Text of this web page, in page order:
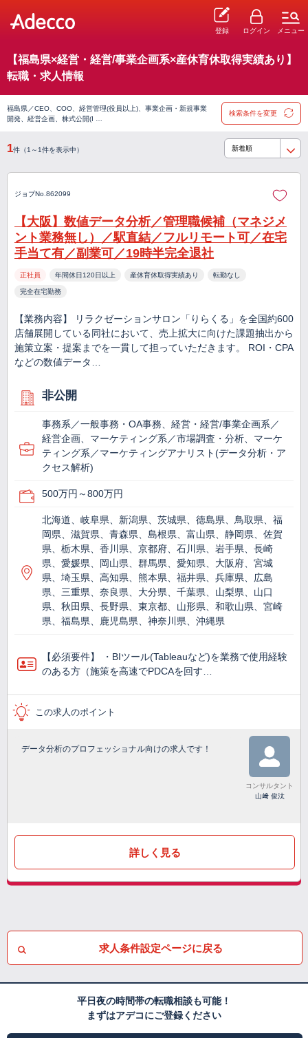
登録 ログイン メニュー
【福島県×経営・経営/事業企画系×産休育休取得実績あり】
転職・求人情報
福島県／CEO、COO、経営管理(役員以上)、事業企画・新規事業
開発、経営企画、株式公開(I …
検索条件を変更
1件（1～1件を表示中）
ジョブNo.862099
【大阪】数値データ分析／管理職候補（マネジメ
ント業務無し）／駅直結／フルリモート可／在宅
手当て有／副業可／19時半完全退社
正社員 年間休日120日以上 産休育休取得実績あり 転勤なし
完全在宅勤務
【業務内容】 リラクゼーションサロン「りらくる」を全国約600
店舗展開している同社において、売上拡大に向けた課題抽出から
施策立案・提案までを一貫して担っていただきます。 ROI・CPA
などの数値データ…
非公開
事務系／一般事務・OA事務、経営・経営/事業企画系／
経営企画、マーケティング系／市場調査・分析、マーケ
ティング系／マーケティングアナリスト(データ分析・ア
クセス解析)
500万円～800万円
北海道、岐阜県、新潟県、茨城県、徳島県、鳥取県、福
岡県、滋賀県、青森県、島根県、富山県、静岡県、佐賀
県、栃木県、香川県、京都府、石川県、岩手県、長崎
県、愛媛県、岡山県、群馬県、愛知県、大阪府、宮城
県、埼玉県、高知県、熊本県、福井県、兵庫県、広島
県、三重県、奈良県、大分県、千葉県、山梨県、山口
県、秋田県、長野県、東京都、山形県、和歌山県、宮崎
県、福島県、鹿児島県、神奈川県、沖縄県
【必須要件】 ・BIツール(Tableauなど)を業務で使⽤経験
のある方（施策を高速でPDCAを回す…
この求人のポイント
データ分析のプロフェッショナル向けの求人です！
コンサルタント
山﨑 俊汰
詳しく見る
求人条件設定ページに戻る
平日夜の時間帯の転職相談も可能！
まずはアデコにご登録ください